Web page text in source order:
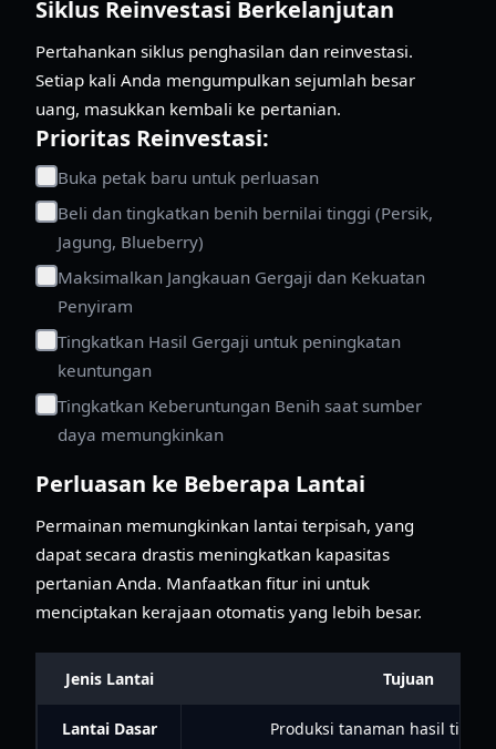
Siklus Reinvestasi Berkelanjutan
Pertahankan siklus penghasilan dan reinvestasi.
Setiap kali Anda mengumpulkan sejumlah besar
uang, masukkan kembali ke pertanian.
Prioritas Reinvestasi:
Buka petak baru untuk perluasan
Beli dan tingkatkan benih bernilai tinggi (Persik,
Jagung, Blueberry)
Maksimalkan Jangkauan Gergaji dan Kekuatan
Penyiram
Tingkatkan Hasil Gergaji untuk peningkatan
keuntungan
Tingkatkan Keberuntungan Benih saat sumber
daya memungkinkan
Perluasan ke Beberapa Lantai
Permainan memungkinkan lantai terpisah, yang
dapat secara drastis meningkatkan kapasitas
pertanian Anda. Manfaatkan fitur ini untuk
menciptakan kerajaan otomatis yang lebih besar.
Jenis Lantai Tujuan
Lantai Dasar Produksi tanaman hasil